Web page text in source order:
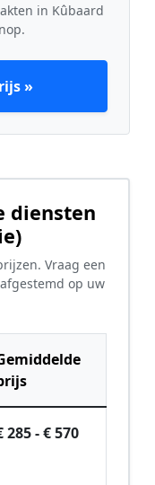
in Kûbaard
»
diensten
Vraag een
op uw
285 - € 570